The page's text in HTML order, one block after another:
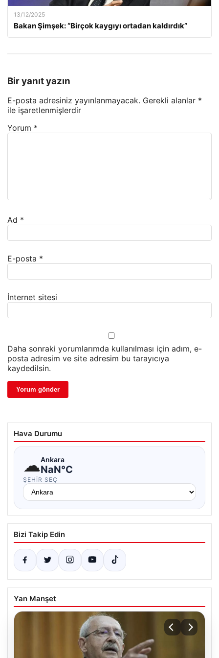
13/12/2025
Bakan Şimşek: “Birçok kaygıyı ortadan kaldırdık”
Bir yanıt yazın
E-posta adresiniz yayınlanmayacak. Gerekli alanlar *
ile işaretlenmişlerdir
Yorum *
Ad *
E-posta *
İnternet sitesi
Daha sonraki yorumlarımda kullanılması için adım, e-
posta adresim ve site adresim bu tarayıcıya
kaydedilsin.
Hava Durumu
☁Ankara
NaN°C
ŞEHIR SEÇ
Bizi Takip Edin
Yan Manşet